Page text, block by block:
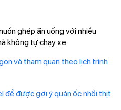
ghép ăn uống với nhiều
không tự chạy xe.
và tham quan theo lịch trình
để được gợi ý quán ốc nhồi thịt